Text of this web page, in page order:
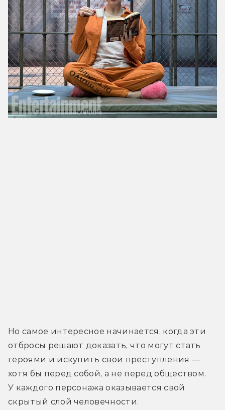
Но самое интересное начинается, когда эти
отбросы решают доказать, что могут стать
героями и искупить свои преступления —
хотя бы перед собой, а не перед обществом.
У каждого персонажа оказывается свой
скрытый слой человечности.